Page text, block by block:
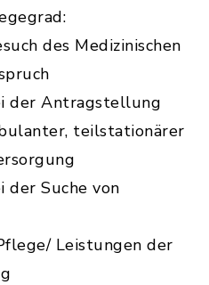
des Medizinischen
der Antragstellung
teilstationärer
Suche von
Leistungen der